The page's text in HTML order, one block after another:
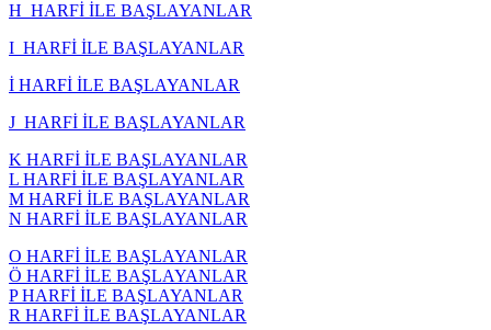
H HARFİ İLE BAŞLAYANLAR
I HARFİ İLE BAŞLAYANLAR
İ HARFİ İLE BAŞLAYANLAR
J HARFİ İLE BAŞLAYANLAR
K HARFİ İLE BAŞLAYANLAR
L HARFİ İLE BAŞLAYANLAR
M HARFİ İLE BAŞLAYANLAR
N HARFİ İLE BAŞLAYANLAR
O HARFİ İLE BAŞLAYANLAR
Ö HARFİ İLE BAŞLAYANLAR
P HARFİ İLE BAŞLAYANLAR
R HARFİ İLE BAŞLAYANLAR